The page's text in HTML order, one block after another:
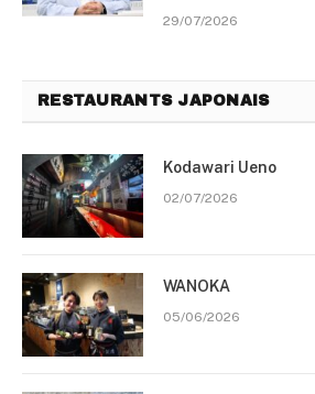
29/07/2026
RESTAURANTS JAPONAIS
Kodawari Ueno
02/07/2026
WANOKA
05/06/2026